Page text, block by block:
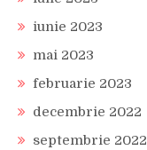
iunie 2023
mai 2023
februarie 2023
decembrie 2022
septembrie 2022